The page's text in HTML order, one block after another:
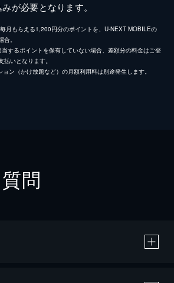
が必要となります。
月もらえる1,200円分のポイントを、U-NEXT MOBILEの
。
するポイントを保有していない場合、差額分の料金はご登
いとなります。
ン（かけ放題など）の月額利用料は別途発生します。
問